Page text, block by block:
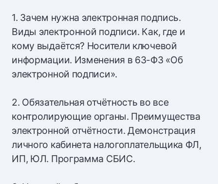
1. Зачем нужна электронная подпись.
Виды электронной подписи. Как, где и
кому выдаётся? Носители ключевой
информации. Изменения в 63-ФЗ «Об
электронной подписи».
2. Обязательная отчётность во все
контролирующие органы. Преимущества
электронной отчётности. Демонстрация
личного кабинета налогоплательщика ФЛ,
ИП, ЮЛ. Программа СБИС.